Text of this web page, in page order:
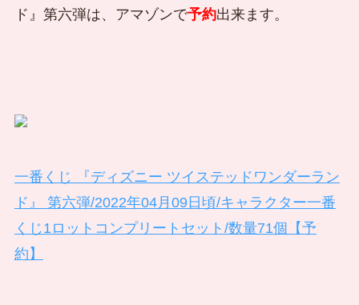
ド』第六弾は、アマゾンで予約出来ます。
一番くじ 『ディズニー ツイステッドワンダーラン
ド』 第六弾/2022年04月09日頃/キャラクター一番
くじ1ロットコンプリートセット/数量71個【予
約】